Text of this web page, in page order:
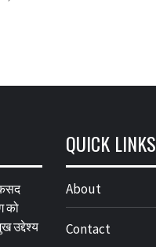
को
उद्देश्य
QUICK LINKS
About
Contact